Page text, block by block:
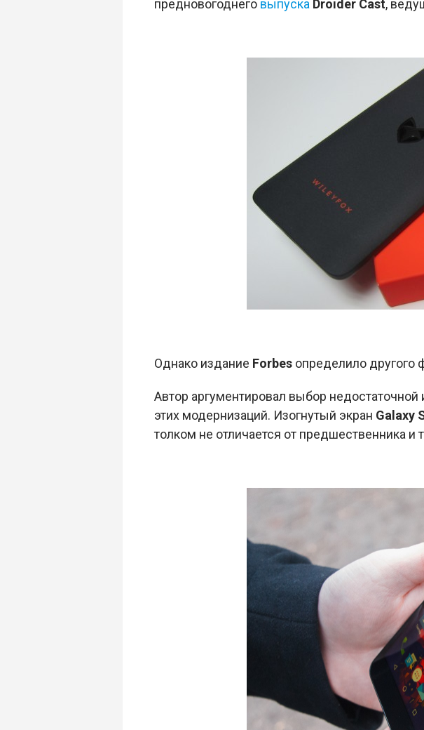
предновогоднего выпуска Droider Cast,
Однако издание Forbesопределило другого
Автор аргументировал выбор
этих модернизаций. Изогнутый экран Galaxy
толком не отличается от предшественника и